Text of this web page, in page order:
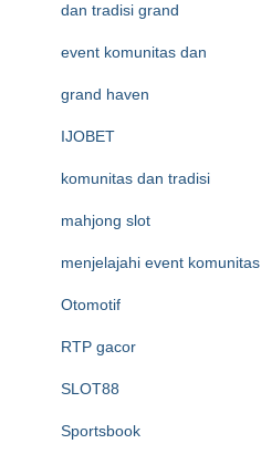
dan tradisi grand
event komunitas dan
grand haven
IJOBET
komunitas dan tradisi
mahjong slot
menjelajahi event komunitas
Otomotif
RTP gacor
SLOT88
Sportsbook